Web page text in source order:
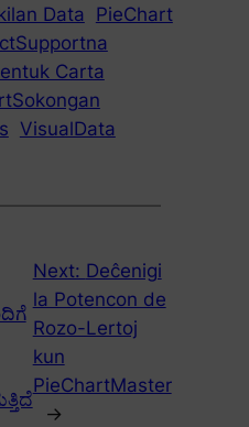
Data
PieChart
Carta
VisualData
Next: Deĉenigi
la Potencon de
Rozo-Lertoj
kun
PieChartMaster
→